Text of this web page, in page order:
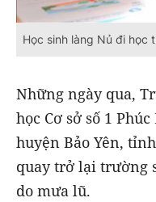
Học sinh làng Nủ đi học
Những ngày qua,
học Cơ sở số 1
huyện Bảo Yên,
quay trở lại trường
do mưa lũ.